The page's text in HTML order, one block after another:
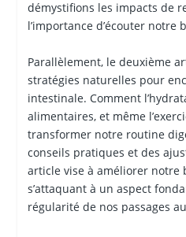
démystifions les impacts de
l’importance d’écouter notre
Parallèlement, le deuxième
stratégies naturelles pour
intestinale. Comment
alimentaires, et même
transformer notre routine
conseils pratiques et des
article vise à améliorer notre
s’attaquant à un aspect
régularité de nos passages